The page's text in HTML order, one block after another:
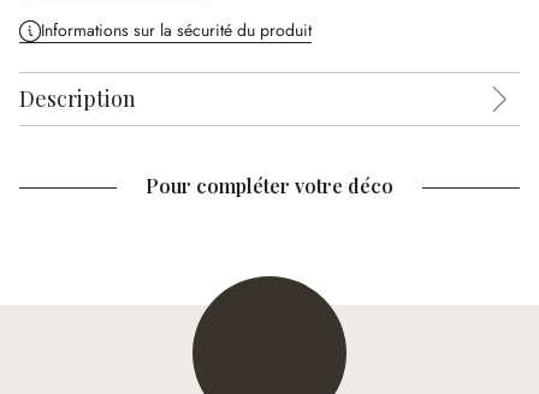
Informations sur la sécurité du produit
Description
Pour compléter votre déco